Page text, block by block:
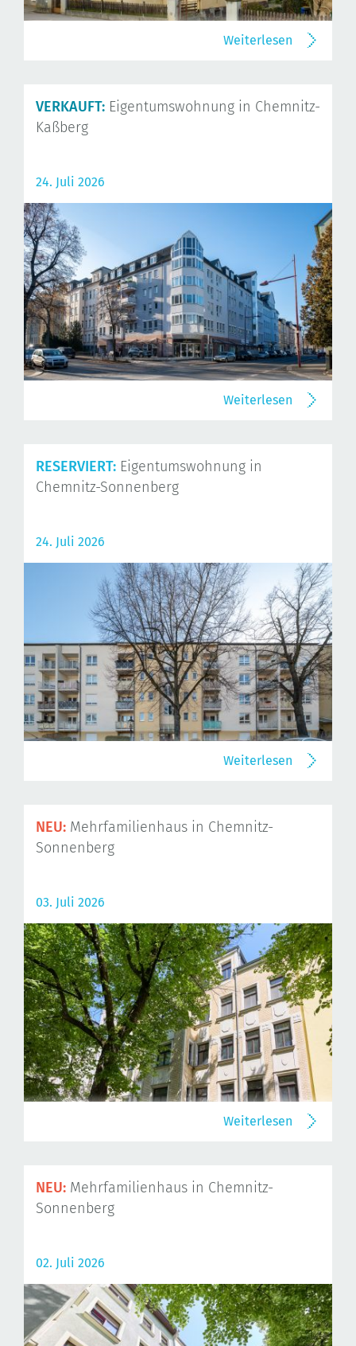
Weiterlesen
VERKAUFT: Eigentumswohnung in Chemnitz-
Kaßberg
24. Juli 2026
Weiterlesen
RESERVIERT: Eigentumswohnung in
Chemnitz-Sonnenberg
24. Juli 2026
Weiterlesen
NEU: Mehrfamilienhaus in Chemnitz-
Sonnenberg
03. Juli 2026
Weiterlesen
NEU: Mehrfamilienhaus in Chemnitz-
Sonnenberg
02. Juli 2026